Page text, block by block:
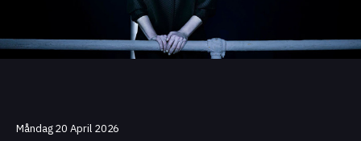
Måndag 20 April 2026